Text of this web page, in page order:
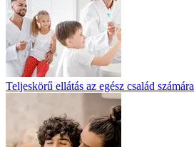
Teljeskörű ellátás az egész család számára